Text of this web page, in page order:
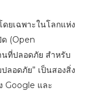
ยเฉพาะในโลกแห่ง
ด (Open
ที่ปลอดภัย สำหรับ
ลอดภัย” เป็นสองสิ่ง
Google และ